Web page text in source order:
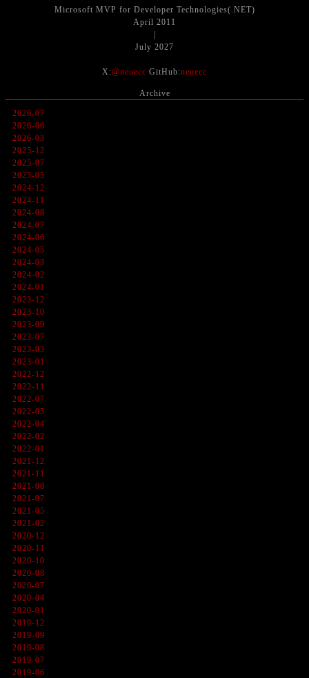
Microsoft MVP for Developer Technologies(.NET)
April 2011
July 2027
X:@neuecc GitHub:neuecc
Archive
2026-07
2026-06
2026-03
2025-12
2025-07
2025-05
2024-12
2024-11
2024-08
2024-07
2024-06
2024-05
2024-03
2024-02
2024-01
2023-12
2023-10
2023-09
2023-07
2023-03
2023-01
2022-12
2022-11
2022-07
2022-05
2022-04
2022-02
2022-01
2021-12
2021-11
2021-08
2021-07
2021-05
2021-02
2020-12
2020-11
2020-10
2020-08
2020-07
2020-04
2020-01
2019-12
2019-09
2019-08
2019-07
2019-06